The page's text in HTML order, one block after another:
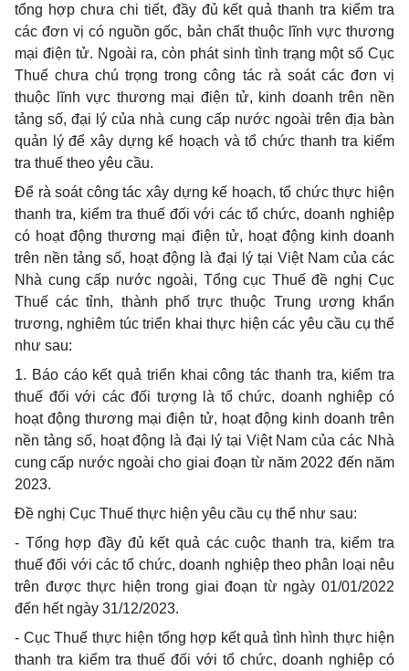
tổng hợp chưa chi tiết, đầy đủ kết quả thanh tra kiểm tra
các đơn vị có nguồn gốc, bản chất thuộc lĩnh vực thương
mại điện tử. Ngoài ra, còn phát sinh tình trạng một số Cục
Thuế chưa chú trọng trong công tác rà soát các đơn vị
thuộc lĩnh vực thương mại điện tử, kinh doanh trên nền
tảng số, đại lý của nhà cung cấp nước ngoài trên địa bàn
quản lý để xây dựng kế hoạch và tổ chức thanh tra kiểm
tra thuế theo yêu cầu.
Để rà soát công tác xây dựng kế hoạch, tổ chức thực hiện
thanh tra, kiểm tra thuế đối với cáctổ chức, doanh nghiệp
có hoạt động thương mại điện tử, hoạt động kinh doanh
trên nền tảng số, hoạt động là đại lý tại Việt Nam của các
Nhà cung cấp nước ngoài, Tổng cục Thuế đề nghị Cục
Thuế các tỉnh, thành phố trực thuộc Trung ương khẩn
trương, nghiêm túc triển khai thực hiện các yêu cầu cụ thể
như sau:
1. Báo cáo kết quả triển khai công tác thanh tra, kiểm tra
thuế đối với các đối tượng là tổ chức, doanh nghiệp có
hoạt động thương mại điện tử, hoạt động kinh doanh trên
nền tảng số, hoạt động là đại lý tại Việt Nam của các Nhà
cung cấp nước ngoài cho giai đoạn từ năm 2022 đến năm
2023.
Đề nghị Cục Thuế thực hiện yêu cầu cụ thể như sau:
- Tổng hợp đầy đủ kết quả các cuộc thanh tra, kiểm tra
thuế đối với các tổ chức, doanh nghiệp theo phân loại nêu
trên được thực hiện trong giai đoạn từ ngày 01/01/2022
đến hết ngày 31/12/2023.
- Cục Thuế thực hiện tổng hợp kết quả tình hình thực hiện
thanh tra kiểm tra thuế đối với tổ chức, doanh nghiệp có